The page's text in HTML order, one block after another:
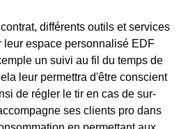
différents outils et services
leur espace personnalisé EDF
un suivi au fil du temps de
leur permettra d'être conscient
de régler le tir en cas de sur-
ses clients pro dans